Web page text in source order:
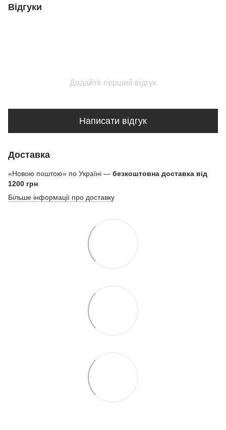
Відгуки
Додайте перший відгук
Написати відгук
Доставка
«Новою поштою» по Україні — безкоштовна доставка від
1200 грн
Більше інформації про доставку